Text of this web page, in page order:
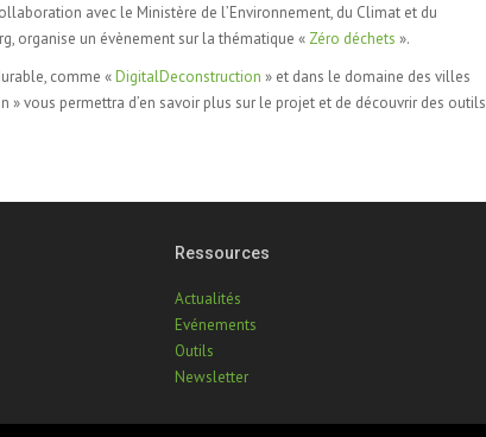
avec le Ministère de l’Environnement, du Climat et du
organise un évènement sur la thématique « Zéro déchets ».
comme «DigitalDeconstruction » et dans le domaine des villes
» vous permettra d’en savoir plus sur le projet et de découvrir des outils
Ressources
Actualités
Evénements
Outils
Newsletter